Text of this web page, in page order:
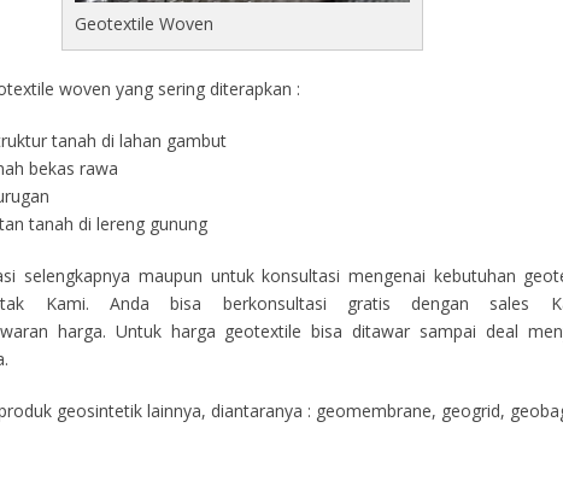
Geotextile Woven
woven yang sering diterapkan :
tanah di lahan gambut
bekas rawa
tanah di lereng gunung
selengkapnya maupun untuk konsultasi mengenai kebutuhan
Kami. Anda bisa berkonsultasi gratis dengan sales
harga. Untuk harga geotextile bisa ditawar sampai deal
geosintetik lainnya, diantaranya : geomembrane, geogrid,